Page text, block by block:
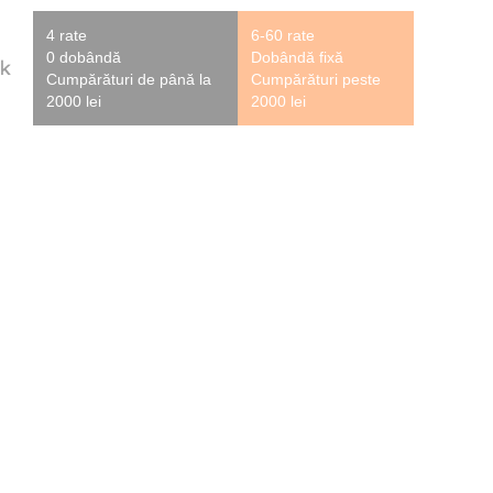
4 rate
0 dobândă
Cumpărături de până la
2000 lei
6-60 rate
Dobândă fixă
Cumpărături peste
2000 lei